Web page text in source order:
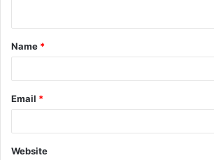
Name *
Email *
Website